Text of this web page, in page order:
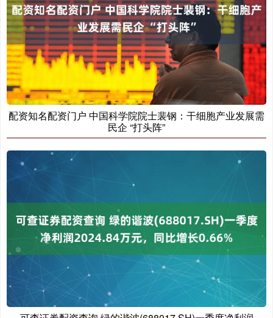
配资知名配资门户 中国科学院院士裴钢：干细胞产业发展需
民企 “打头阵”